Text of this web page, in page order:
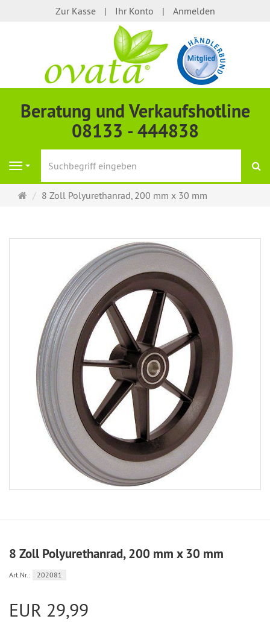
Zur Kasse Ihr Konto Anmelden
Beratung und Verkaufshotline
08133 - 444838
Navigation
Startseite
8 Zoll Polyurethanrad, 200 mm x 30 mm
8 Zoll Polyurethanrad, 200 mm x 30 mm
Art.Nr.: 202081
EUR 29,99